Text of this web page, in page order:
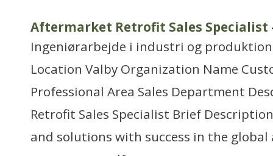
Aftermarket Retrofit Sales Specialist
Ingeniørarbejde i industri og produktion
Location Valby Organization Name
Professional Area Sales Department
Retrofit Sales Specialist Brief
and solutions with success in the